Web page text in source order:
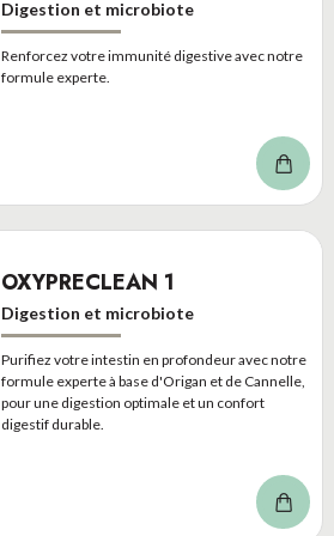
Digestion et microbiote
Renforcez votre immunité digestive avec notre
formule experte.
OXYPRECLEAN 1
Digestion et microbiote
Purifiez votre intestin en profondeur avec notre
formule experte à base d'Origan et de Cannelle,
pour une digestion optimale et un confort
digestif durable.